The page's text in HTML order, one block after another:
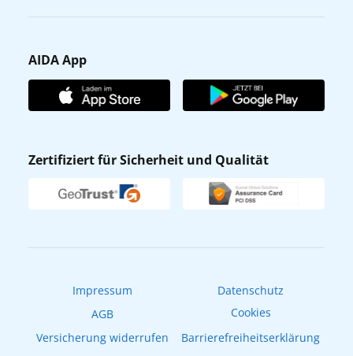
Karriere
Affiliateprogramm
Verhaltens- & Ethikkodex
Newsletter
Gästefragebogen
AIDA Club
AIDA App
AIDA App
Zertifiziert für Sicherheit und Qualität
Impressum
Datenschutz
AGB
Cookies
Versicherung widerrufen
Barrierefreiheitserklärung